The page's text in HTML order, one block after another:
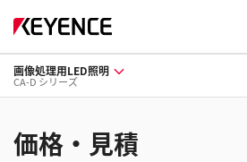
画像処理用LED照明
CA-D シリーズ
価格・見積